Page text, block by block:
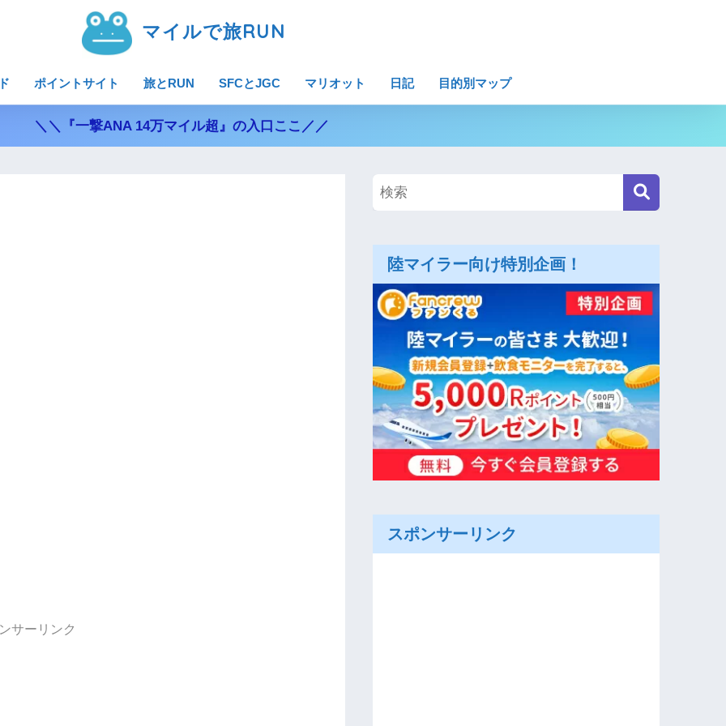
マイルで旅RUN
ポイントサイト 旅とRUN SFCとJGC マリオット 日記 目的別マップ
＼＼『一撃ANA 14万マイル超』の入口ここ／／
サーリンク
陸マイラー向け特別企画！
スポンサーリンク